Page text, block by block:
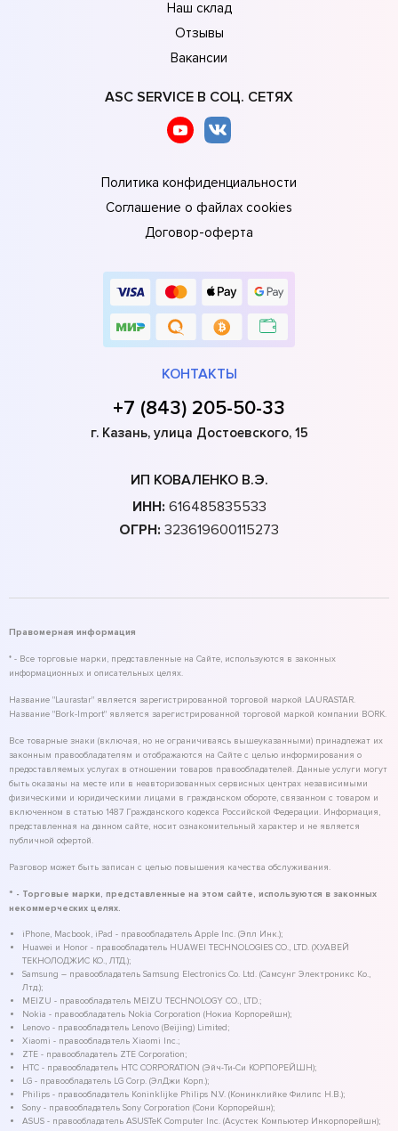
Наш склад
Отзывы
Вакансии
ASC SERVICE В СОЦ. СЕТЯХ
Политика конфиденциальности
Соглашение о файлах cookies
Договор-оферта
КОНТАКТЫ
+7 (843) 205-50-33
г. Казань, улица Достоевского, 15
ИП КОВАЛЕНКО В.Э.
ИНН: 616485835533
ОГРН: 323619600115273
Правомерная информация
* - Все торговые марки, представленные на Сайте, используются в законных
информационных и описательных целях.
Название "Laurastar" является зарегистрированной торговой маркой LAURASTAR.
Название "Bork-Import" является зарегистрированной торговой маркой компании BORK.
Все товарные знаки (включая, но не ограничиваясь вышеуказанными) принадлежат их
законным правообладателям и отображаются на Сайте с целью информирования о
предоставляемых услугах в отношении товаров правообладателей. Данные услуги могут
быть оказаны на месте или в неавторизованных сервисных центрах независимыми
физическими и юридическими лицами в гражданском обороте, связанном с товаром и
включенном в статью 1487 Гражданского кодекса Российской Федерации. Информация,
представленная на данном сайте, носит ознакомительный характер и не является
публичной офертой.
Разговор может быть записан с целью повышения качества обслуживания.
* - Торговые марки, представленные на этом сайте, используются в законных
некоммерческих целях.
iPhone, Macbook, iPad - правообладатель Apple Inc. (Эпл Инк.);
Huawei и Honor - правообладатель HUAWEI TECHNOLOGIES CO., LTD. (ХУАВЕЙ
ТЕКНОЛОДЖИС КО., ЛТД.);
Samsung – правообладатель Samsung Electronics Co. Ltd. (Самсунг Электроникс Ко.,
Лтд.);
MEIZU - правообладатель MEIZU TECHNOLOGY CO., LTD.;
Nokia - правообладатель Nokia Corporation (Нокиа Корпорейшн);
Lenovo - правообладатель Lenovo (Beijing) Limited;
Xiaomi - правообладатель Xiaomi Inc.;
ZTE - правообладатель ZTE Corporation;
HTC - правообладатель HTC CORPORATION (Эйч-Ти-Си КОРПОРЕЙШН);
LG - правообладатель LG Corp. (ЭлДжи Корп.);
Philips - правообладатель Koninklijke Philips N.V. (Конинклийке Филипс Н.В.);
Sony - правообладатель Sony Corporation (Сони Корпорейшн);
ASUS - правообладатель ASUSTeK Computer Inc. (Асустек Компьютер Инкорпорейшн);